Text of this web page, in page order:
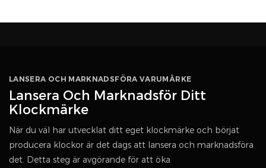
LANSERA OCH MARKNADSFÖRA VARUMÄRKE
Lansera Och Marknadsför Ditt
Klockmärke
När du väl har utvecklat ditt eget klockmärke och börjat
producera klockor är det dags att lansera och marknadsföra
det. Detta steg är avgörande för att öka